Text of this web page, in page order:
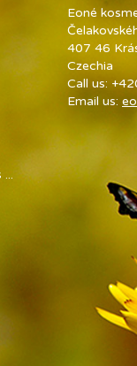
Eoné
407 46
Czechia
Call us:
Email us: